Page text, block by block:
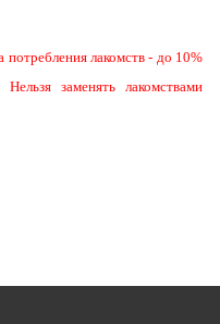
лакомств - до 10%
заменять лакомствами